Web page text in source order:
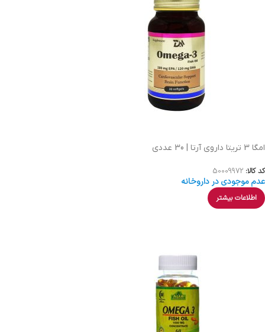
امگا 3 تریتا داروی آرتا | 30 عددی
کد کالا: 50009972
عدم موجودی در داروخانه
اطلاعات بیشتر